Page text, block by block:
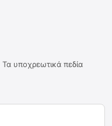
Τα υποχρεωτικά πεδία